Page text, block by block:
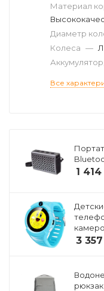
Материал
Диаметр
Колеса —
Все
1 414
3 357